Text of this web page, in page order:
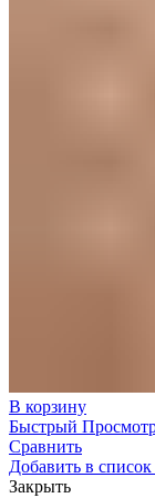
В корзину
Быстрый
Сравнить
Добавить в
Закрыть